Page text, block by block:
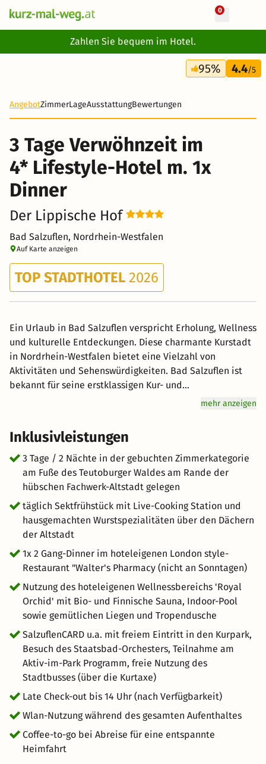
0
Zahlen Sie bequem im Hotel.
3 Tage
179 €
95% 4.4/5
AngebotZimmerLageAusstattungBewertungen
3 Tage Verwöhnzeit im
4* Lifestyle-Hotel m. 1x
Dinner
Der Lippische Hof
Bad Salzuflen, Nordrhein-Westfalen
Auf Karte anzeigen
TOP STADTHOTEL 2026
Ein Urlaub in Bad Salzuflen verspricht Erholung, Wellness
und kulturelle Entdeckungen. Diese charmante Kurstadt
in Nordrhein-Westfalen bietet eine Vielzahl von
Aktivitäten und Sehenswürdigkeiten. Bad Salzuflen ist
bekannt für seine erstklassigen Kur- und
Wellnessangebote. Tauchen Sie ein in die entspannende
wohltuende Anwendungen wie Massagen, Packungen und
Inhalationen. Lassen Sie den Stress des Alltags hinter
sich und tanken Sie neue Energie. Spazieren Sie durch
die malerische Altstadt von Bad Salzuflen und
bewundern Sie die gut erhaltenen Fachwerkhäuser,
engen Gassen und gemütlichen Plätze. Besuchen Sie den
Marktplatz mit dem historischen Rathaus und erkunden
Sie die verschiedenen Geschäfte, Cafés und Restaurants.
mehr anzeigen
Inklusivleistungen
3 Tage / 2 Nächte in der gebuchten Zimmerkategorie
am Fuße des Teutoburger Waldes am Rande der
hübschen Fachwerk-Altstadt gelegen
täglich Sektfrühstück mit Live-Cooking Station und
hausgemachten Wurstspezialitäten über den Dächern
der Altstadt
1x 2 Gang-Dinner im hoteleigenen London style-
Restaurant "Walter's Pharmacy (nicht an Sonntagen)
Nutzung des hoteleigenen Wellnessbereichs 'Royal
Orchid' mit Bio- und Finnische Sauna, Indoor-Pool
sowie gemütlichen Liegen und Tropendusche
SalzuflenCARD u.a. mit freiem Eintritt in den Kurpark,
Besuch des Staatsbad-Orchesters, Teilnahme am
Aktiv-im-Park Programm, freie Nutzung des
Stadtbusses (über die Kurtaxe)
Late Check-out bis 14 Uhr (nach Verfügbarkeit)
Wlan-Nutzung während des gesamten Aufenthaltes
Coffee-to-go bei Abreise für eine entspannte
Heimfahrt